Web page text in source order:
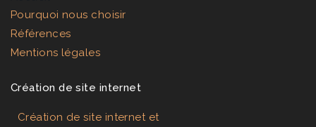
Pourquoi nous choisir
Références
Mentions légales
Création de site internet
Création de site internet et